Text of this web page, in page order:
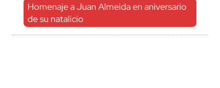
Homenaje a Juan Almeida en aniversario
de su natalicio